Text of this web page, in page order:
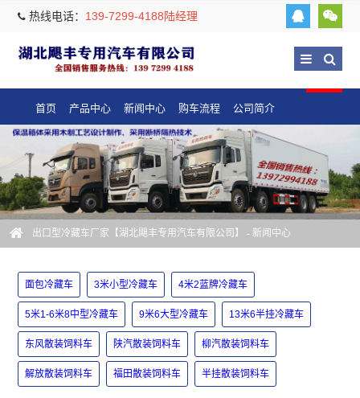
热线电话： 139-7299-4188陆经理
首页 产品中心 新闻中心 购车流程 公司简介
出口型冷藏车厂家【湖北飓丰专用汽车有限公司】 - 新闻中心
面包冷藏车 3米小型冷藏车 4米2蓝牌冷藏车
5米1-6米8中型冷藏车 9米6大型冷藏车 13米6半挂冷藏车
东风散装饲料车 陕汽散装饲料车 柳汽散装饲料车
解放散装饲料车 福田散装饲料车 半挂散装饲料车